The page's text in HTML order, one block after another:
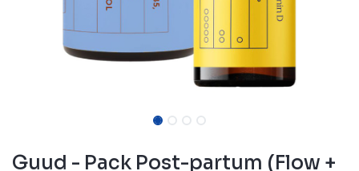
Guud - Pack Post-partum (Flow +